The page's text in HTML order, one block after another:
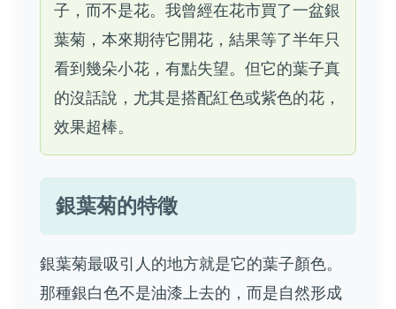
子，而不是花。我曾經在花市買了一盆銀
葉菊，本來期待它開花，結果等了半年只
看到幾朵小花，有點失望。但它的葉子真
的沒話說，尤其是搭配紅色或紫色的花，
效果超棒。
銀葉菊的特徵
銀葉菊最吸引人的地方就是它的葉子顏色。
那種銀白色不是油漆上去的，而是自然形成